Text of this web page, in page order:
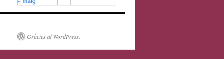
Gràcies al WordPress.